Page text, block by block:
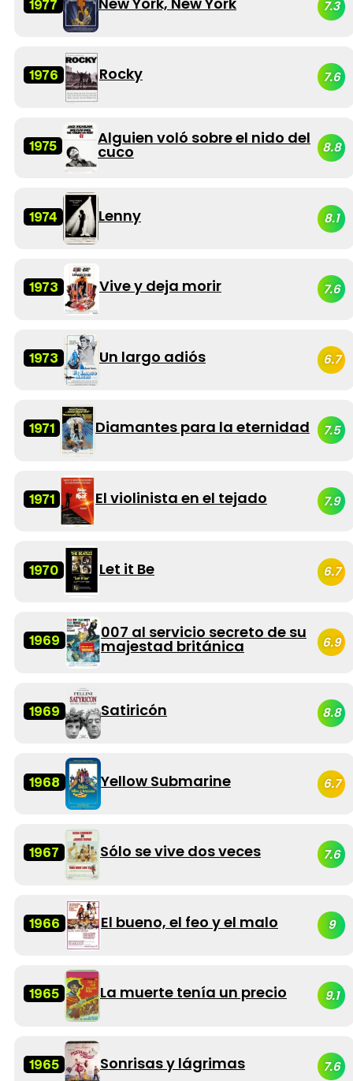
1977 7.3
1976 Rocky 7.6
1975 Alguien voló sobre el nido del
cuco 8.8
1974 Lenny 8.1
1973 Vive y deja morir 7.6
1973 Un largo adiós 6.7
1971 Diamantes para la eternidad 7.5
1971 El violinista en el tejado 7.9
1970 Let it Be 6.7
1969 007 al servicio secreto de su
majestad británica 6.9
1969 Satiricón 8.8
1968 Yellow Submarine 6.7
1967 Sólo se vive dos veces 7.6
1966 El bueno, el feo y el malo 9
1965 La muerte tenía un precio 9.1
1965 Sonrisas y lágrimas 7.6